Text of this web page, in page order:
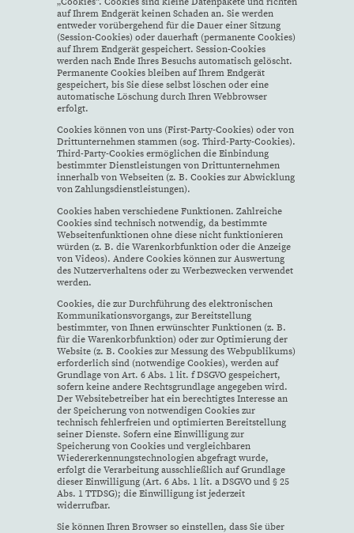
auf Ihrem Endgerät keinen Schaden an. Sie werden
entweder vorübergehend für die Dauer einer Sitzung
(Session-Cookies) oder dauerhaft (permanente Cookies)
auf Ihrem Endgerät gespeichert. Session-Cookies
werden nach Ende Ihres Besuchs automatisch gelöscht.
Permanente Cookies bleiben auf Ihrem Endgerät
gespeichert, bis Sie diese selbst löschen oder eine
automatische Löschung durch Ihren Webbrowser
erfolgt.
Cookies können von uns (First-Party-Cookies) oder von
Drittunternehmen stammen (sog. Third-Party-Cookies).
Third-Party-Cookies ermöglichen die Einbindung
bestimmter Dienstleistungen von Drittunternehmen
innerhalb von Webseiten (z. B. Cookies zur Abwicklung
von Zahlungsdienstleistungen).
Cookies haben verschiedene Funktionen. Zahlreiche
Cookies sind technisch notwendig, da bestimmte
Webseitenfunktionen ohne diese nicht funktionieren
würden (z. B. die Warenkorbfunktion oder die Anzeige
von Videos). Andere Cookies können zur Auswertung
des Nutzerverhaltens oder zu Werbezwecken verwendet
werden.
Cookies, die zur Durchführung des elektronischen
Kommunikationsvorgangs, zur Bereitstellung
bestimmter, von Ihnen erwünschter Funktionen (z. B.
für die Warenkorbfunktion) oder zur Optimierung der
Website (z. B. Cookies zur Messung des Webpublikums)
erforderlich sind (notwendige Cookies), werden auf
Grundlage von Art. 6 Abs. 1 lit. f DSGVO gespeichert,
sofern keine andere Rechtsgrundlage angegeben wird.
Der Websitebetreiber hat ein berechtigtes Interesse an
der Speicherung von notwendigen Cookies zur
technisch fehlerfreien und optimierten Bereitstellung
seiner Dienste. Sofern eine Einwilligung zur
Speicherung von Cookies und vergleichbaren
Wiedererkennungstechnologien abgefragt wurde,
erfolgt die Verarbeitung ausschließlich auf Grundlage
dieser Einwilligung (Art. 6 Abs. 1 lit. a DSGVO und § 25
Abs. 1 TTDSG); die Einwilligung ist jederzeit
widerrufbar.
Sie können Ihren Browser so einstellen, dass Sie über